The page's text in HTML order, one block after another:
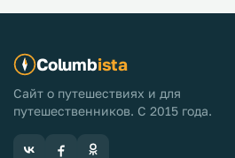
Columbista
Сайт о путешествиях и для
путешественников. С 2015 года.